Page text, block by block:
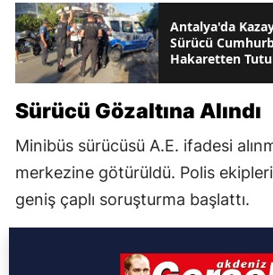
Antalya'da
Sürücü
Hakaretten
Sürücü Gözaltına Alındı
Minibüs sürücüsü A.E. ifadesi
merkezine götürüldü. Polis
geniş çaplı soruşturma başlattı.